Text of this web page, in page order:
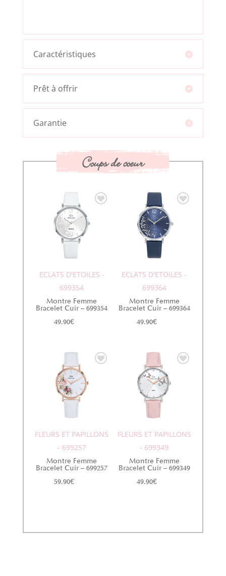
Caractéristiques
Prêt à offrir
Garantie
Coups de coeur
ECLATS D'ETOILES -
699354
Montre Femme
Bracelet Cuir – 699354
49.90€
ECLATS D'ETOILES -
699364
Montre Femme
Bracelet Cuir – 699364
49.90€
FLEURS ET PAPILLONS
- 699257
Montre Femme
Bracelet Cuir – 699257
59.90€
FLEURS ET PAPILLONS
- 699349
Montre Femme
Bracelet Cuir – 699349
49.90€